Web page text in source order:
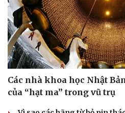
Các nhà khoa học Nhật
của “hạt ma” trong vũ trụ